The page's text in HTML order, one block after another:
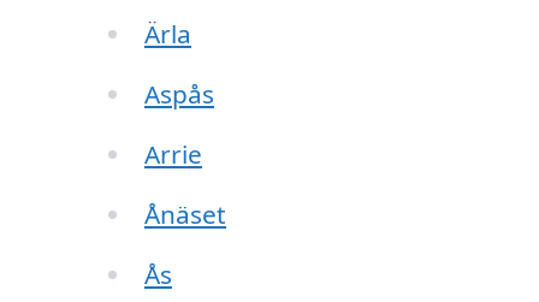
Ärla
Aspås
Arrie
Ånäset
Ås